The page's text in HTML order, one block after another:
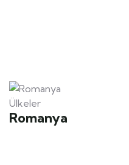
Ülkeler
Romanya